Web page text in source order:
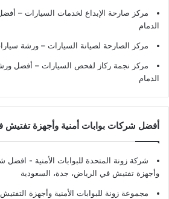
مركز صارحة الإبداع لخدمات السيارات –
الدمام
مركز الصارحة لصيانة السيارات – ورشة
مركز نجمة ركاز لفحص السيارات – أفضل
الدمام
أفضل شركات بوابات أمنية وأجهزة تفتيش
شركة زونة المتحدة للبوابات الأمنية - افضل
وأجهزة تفتيش في الرياض، جدة، السعودية
مجموعة زونة للبوابات الأمنية وأجهزة